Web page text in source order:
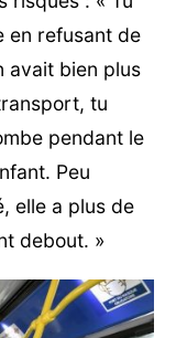
en refusant de
avait bien plus
tu
pendant le
Peu
elle a plus de
debout. »